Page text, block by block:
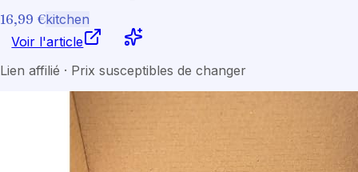
16,99 €kitchen
Voir l'article
Lien affilié · Prix susceptibles de changer